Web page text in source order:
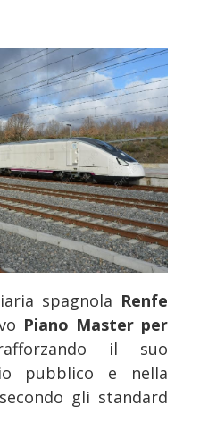
spagnola Renfe
Piano Master per
il suo
pubblico e nella
gli standard